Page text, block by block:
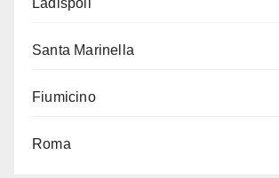
Ladispoli
Santa Marinella
Fiumicino
Roma